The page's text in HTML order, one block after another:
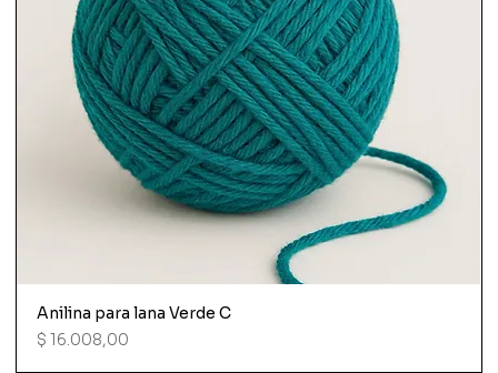
Anilina para lana Verde C
Precio
$ 16.008,00